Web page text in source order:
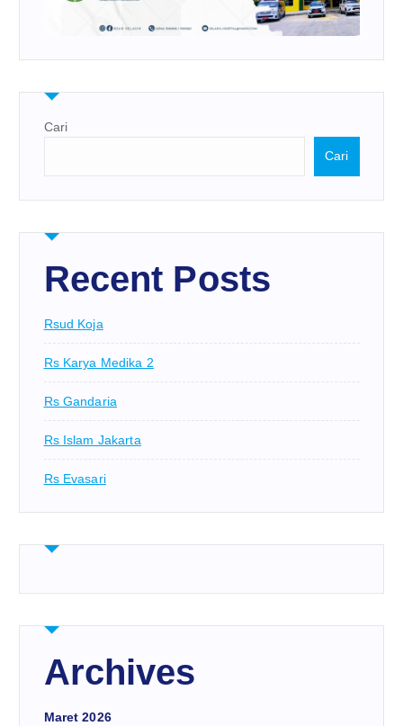
Cari
Cari
Recent Posts
Rsud Koja
Rs Karya Medika 2
Rs Gandaria
Rs Islam Jakarta
Rs Evasari
Archives
Maret 2026